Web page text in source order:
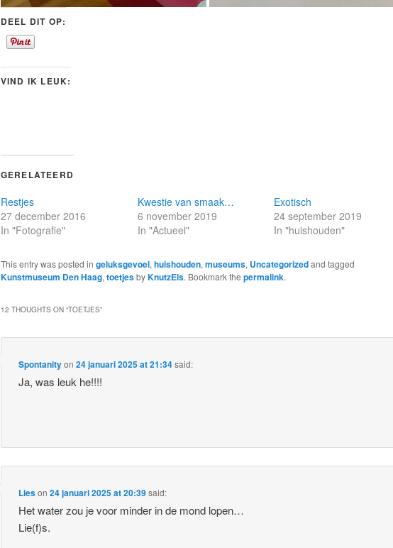
DEEL DIT OP:
VIND IK LEUK:
GERELATEERD
Restjes
27 december 2016
In "Fotografie"
Kwestie van smaak…
6 november 2019
In "Actueel"
Exotisch
24 september 2019
In "huishouden"
This entry was posted in geluksgevoel, huishouden, museums, Uncategorizedand tagged
Kunstmuseum Den Haag, toetjesbyKnutzEls. Bookmark the permalink.
12 THOUGHTS ON “TOETJES”
Spontanityon24 januari 2025 at 21:34said:
Ja, was leuk he!!!!
Lieson24 januari 2025 at 20:39said:
Het water zou je voor minder in de mond lopen…
Lie(f)s.